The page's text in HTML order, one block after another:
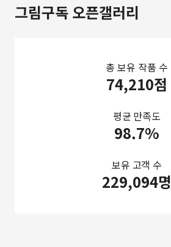
그림구독 오픈갤러리
총 보유 작품 수
74,210점
평균 만족도
98.7%
보유 고객 수
229,094명